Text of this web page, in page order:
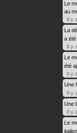
Le
au
Il y
La
a été
Il y
Le
été
Il y
Une
Il y
Une
Il y
Le
italien.